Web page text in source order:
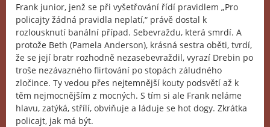
Frank junior, jenž se při vyšetřování řídí pravidlem „Pro
policajty žádná pravidla neplatí,“ právě dostal k
rozlousknutí banální případ. Sebevraždu, která smrdí. A
protože Beth (Pamela Anderson), krásná sestra oběti, tvrdí,
že se její bratr rozhodně nezasebevraždil, vyrazí Drebin po
troše nezávazného flirtování po stopách záludného
zločince. Ty vedou přes nejtemnější kouty podsvětí až k
těm nejmocnějším z mocných. S tím si ale Frank neláme
hlavu, zatýká, střílí, obviňuje a láduje se hot dogy. Zkrátka
policajt, jak má být.